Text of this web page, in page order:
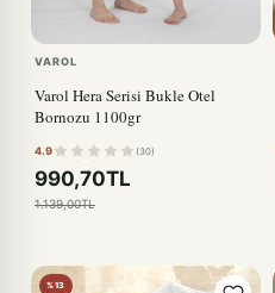
VAROL
Varol Hera Serisi Bukle Otel
Bornozu 1100gr
4.9 (30)
990,70TL
1.139,00TL
%13